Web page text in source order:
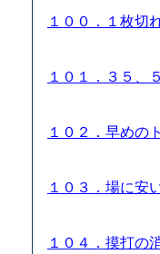
１００．１枚切
１０１．３５、
１０２．早めの
１０３．場に安
１０４．摸打の